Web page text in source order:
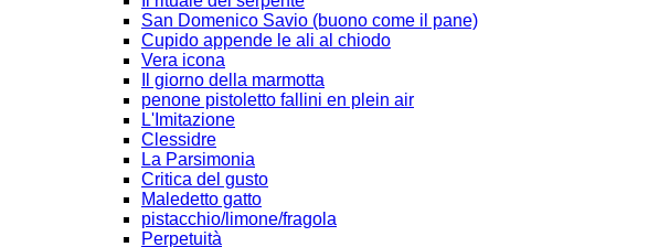
San Domenico Savio (buono come il pane)
Cupido appende le ali al chiodo
Vera icona
Il giorno della marmotta
penone pistoletto fallini en plein air
L'Imitazione
Clessidre
La Parsimonia
Critica del gusto
Maledetto gatto
pistacchio/limone/fragola
Perpetuità